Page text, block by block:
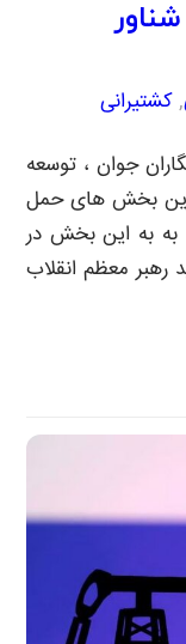
, کشتیرانی
جوان ، توسعه
ترین بخش های حمل
به به این بخش در
رهبر معظم انقلاب